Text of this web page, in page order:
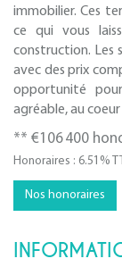
immobilier. Ces
ce qui vous
construction. Les
avec des prix
opportunité
agréable, au
** €106 400
Honoraires : 6.51%
Nos honoraires